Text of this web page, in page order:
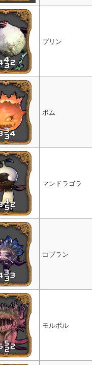
プリン
ボム
マンドラゴラ
コブラン
モルボル